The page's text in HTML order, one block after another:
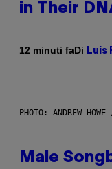
in Their
12 minuti faDi Luis
PHOTO:
Male